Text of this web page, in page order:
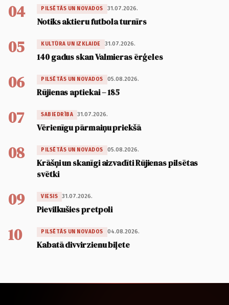
04 PILSĒTĀS UN NOVADOS 31.07.2026.
Notiks aktieru futbola turnīrs
05 KULTŪRA UN IZKLAIDE 31.07.2026.
140 gadus skan Valmieras ērģeles
06 PILSĒTĀS UN NOVADOS 05.08.2026.
Rūjienas aptiekai – 185
07 SABIEDRĪBA 31.07.2026.
Vērienīgu pārmaiņu priekšā
08 PILSĒTĀS UN NOVADOS 05.08.2026.
Krāšņi un skanīgi aizvadīti Rūjienas pilsētas
svētki
09 VIESIS 31.07.2026.
Pievilkušies pretpoli
10 PILSĒTĀS UN NOVADOS 04.08.2026.
Kabatā divvirzienu biļete